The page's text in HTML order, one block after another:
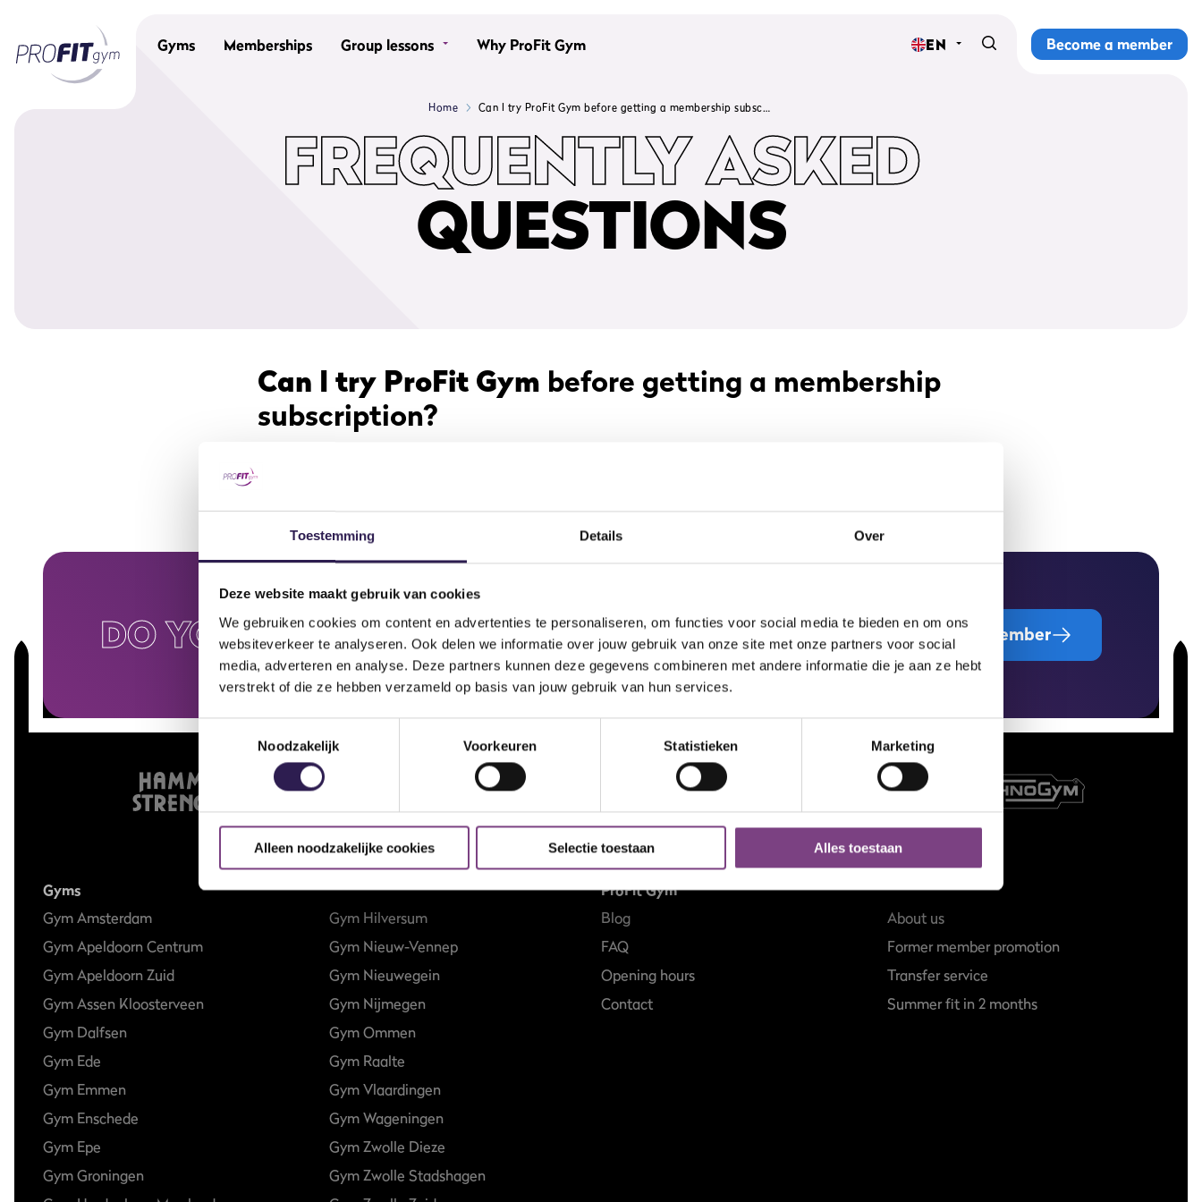
Toestemming Details Over
Deze website maakt gebruik van cookies
We gebruiken cookies om content en advertenties te personaliseren, om functies voor social media te bieden en om ons
websiteverkeer te analyseren. Ook delen we informatie over jouw gebruik van onze site met onze partners voor social
media, adverteren en analyse. Deze partners kunnen deze gegevens combineren met andere informatie die je aan ze hebt
verstrekt of die ze hebben verzameld op basis van jouw gebruik van hun services.
Noodzakelijk
Voorkeuren Statistieken Marketing
Alleen noodzakelijke cookies Selectie toestaan Alles toestaan
Gyms Memberships Group lessons
Why ProFit Gym
Memberships
EN Become a member
Home Can I try ProFit Gym before getting a membership subscription?
FREQUENTLY ASKED
QUESTIONS
Can I try ProFit Gym before getting a membership
subscription?
DO YOU WANTALL-IN FITNESS? Become a member
Gyms
Gym Amsterdam
Gym Apeldoorn Centrum
Gym Apeldoorn Zuid
Gym Assen Kloosterveen
Gym Dalfsen
Gym Ede
Gym Emmen
Gym Enschede
Gym Epe
Gym Groningen
Gym Hilversum
Gym Nieuw-Vennep
Gym Nieuwegein
Gym Nijmegen
Gym Ommen
Gym Raalte
Gym Vlaardingen
Gym Wageningen
Gym Zwolle Dieze
Gym Zwolle Stadshagen
ProFit Gym
Blog
FAQ
Opening hours
Contact
About us
Former member promotion
Transfer service
Summer fit in 2 months